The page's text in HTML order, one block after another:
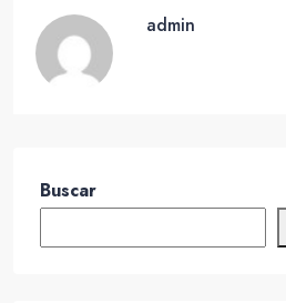
admin
Buscar